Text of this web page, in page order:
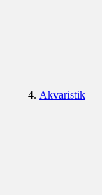
Akvaristik